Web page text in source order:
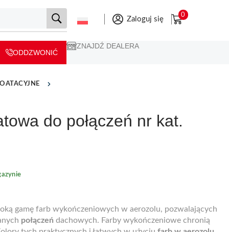
Zaloguj się
0
ODDZWONIĆ
ZNAJDŹ DEALERA
do połączeń nr kat.
gamę farb wykończeniowych w aerozolu, pozwalających
połączeń dachowych. Farby wykończeniowe chronią